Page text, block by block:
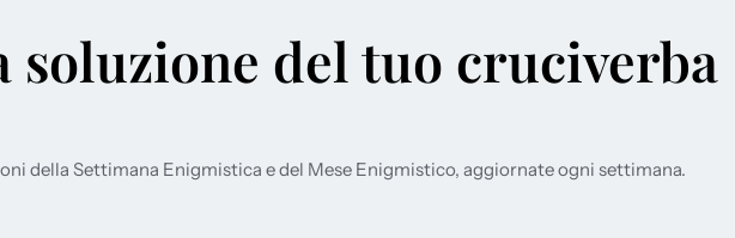
soluzione del tuo cruciverba
della Settimana Enigmistica e del Mese Enigmistico, aggiornate ogni settimana.